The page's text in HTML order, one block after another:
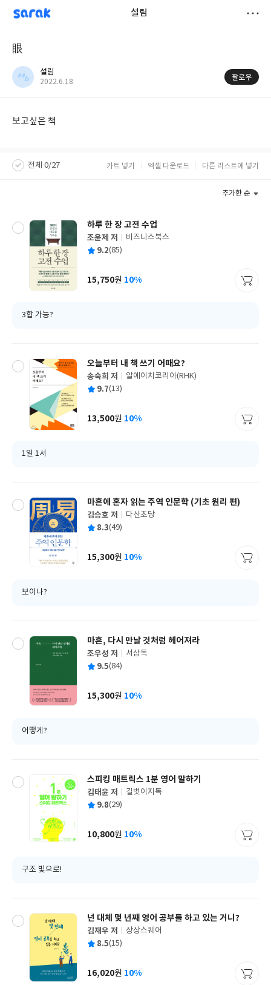
sarak 설림
眼
설림
작
2022.6.18
팔로우
보고싶은 책
전체 0/27 카트 넣기 엑셀 다운로드 다른 리스트에 넣기
추가한 순
하루 한 장 고전 수업
글
쓴
조윤제 저
출
사
비즈니스북스
평 9.2(85)
가
15,750원 10%
3합 가능?
오늘부터 내 책 쓰기 어때요?
글
쓴
송숙희 저
출
사
알에이치코리아(RHK)
평 9.7(13)
가
13,500원 10%
1일 1서
마흔에 혼자 읽는 주역 인문학 (기초 원리 편)
글
쓴
김승호 저
출
사
다산초당
평 8.3(49)
가
15,300원 10%
보이나?
마흔, 다시 만날 것처럼 헤어져라
글
쓴
조우성 저
출
사
서삼독
평 9.5(84)
가
15,300원 10%
어떻게?
스피킹 매트릭스 1분 영어 말하기
글
쓴
김태윤 저
출
사
길벗이지톡
평 9.8(29)
가
10,800원 10%
구조 빛으로!
넌 대체 몇 년째 영어 공부를 하고 있는 거니?
글
쓴
김재우 저
출
사
상상스퀘어
평 8.5(15)
가
16,020원 10%